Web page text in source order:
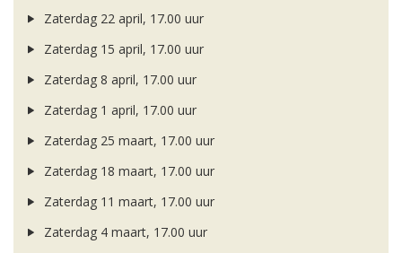
Zaterdag 22 april, 17.00 uur
Zaterdag 15 april, 17.00 uur
Zaterdag 8 april, 17.00 uur
Zaterdag 1 april, 17.00 uur
Zaterdag 25 maart, 17.00 uur
Zaterdag 18 maart, 17.00 uur
Zaterdag 11 maart, 17.00 uur
Zaterdag 4 maart, 17.00 uur